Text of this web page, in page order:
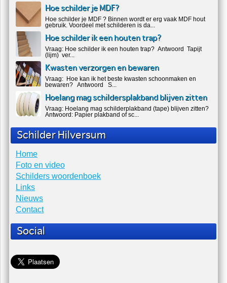
Hoe schilder je MDF?
Hoe schilder je MDF ? Binnen wordt er erg vaak MDF hout
gebruik. Voordeel met schilderen is da...
Hoe schilder ik een houten trap?
Vraag: Hoe schilder ik een houten trap? Antwoord Tapijt
(lijm) ver...
Kwasten verzorgen en bewaren
Vraag: Hoe kan ik het beste kwasten schoonmaken en
bewaren? Antwoord S...
Hoelang mag schildersplakband blijven zitten
Vraag: Hoelang mag schilderplakband (tape) blijven zitten?
Antwoord: Papier plakband of sc...
Schilder Hilversum
Home
Foto en video
Schilders woordenboek
Links
Nieuws
Contact
Social